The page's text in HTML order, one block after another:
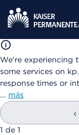
We're experiencing
some services on
response times or
… más
mostrando
1 de 1